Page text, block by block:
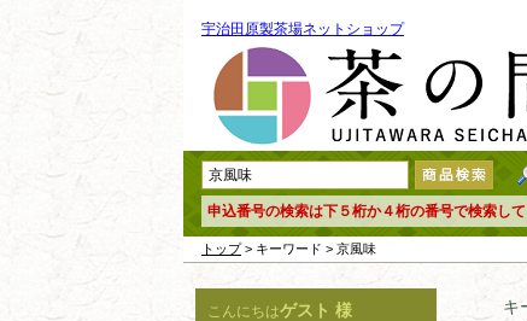
宇治田原製茶場ネットショップ
申込番号の検索は下５桁か４桁の番号で検索して
トップ> キーワード > 京風味
こんにちはゲスト 様 キ